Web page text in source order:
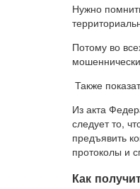
Нужно
Потому во
Также
Из акта
следует то,
предъявить
протоколы и
Как